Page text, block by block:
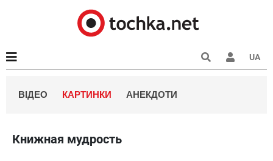
UA
ВІДЕО КАРТИНКИ АНЕКДОТИ
Книжная мудрость